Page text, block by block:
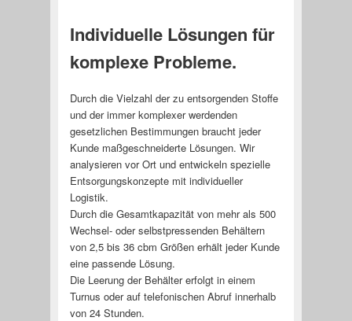
Individuelle Lösungen für
komplexe Probleme.
Durch die Vielzahl der zu entsorgenden Stoffe
und der immer komplexer werdenden
gesetzlichen Bestimmungen braucht jeder
Kunde maßgeschneiderte Lösungen. Wir
analysieren vor Ort und entwickeln spezielle
Entsorgungskonzepte mit individueller
Logistik.
Durch die Gesamtkapazität von mehr als 500
Wechsel- oder selbstpressenden Behältern
von 2,5 bis 36 cbm Größen erhält jeder Kunde
eine passende Lösung.
Die Leerung der Behälter erfolgt in einem
Turnus oder auf telefonischen Abruf innerhalb
von 24 Stunden.